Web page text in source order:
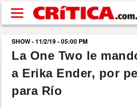
Pasar al contenido principal
buscar
SUCESOS
SHOW - 11/2/19 - 05:00 PM
La One Two le
a Erika Ender, por
para Río